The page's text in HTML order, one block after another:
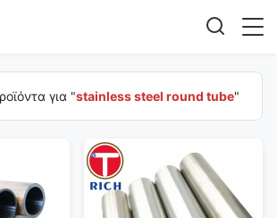
για "stainless steel round tube"